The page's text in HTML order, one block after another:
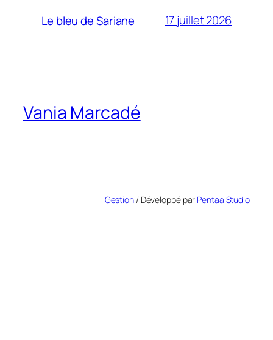
Le bleu de Sariane 17 juillet 2026
Vania Marcadé
Gestion/ Développé par Pentaa Studio